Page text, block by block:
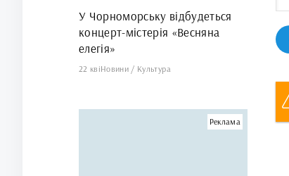
У Чорноморську відбудеться
концерт-містерія «Весняна
елегія»
22 квіНовини / Культура
Реклама